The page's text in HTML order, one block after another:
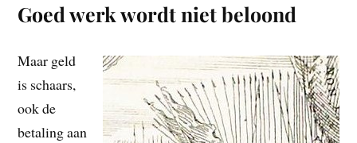
Goed werk wordt niet beloond
Maar geld
is schaars,
ook de
betaling aan